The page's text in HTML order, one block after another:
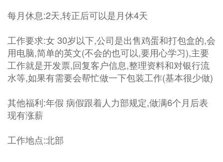
每月休息:2天,转正后可以是月休4天
工作要求:女 30岁以下,公司是出售鸡蛋和打包盒的,会
用电脑,简单的英文(不会的也可以,要用心学习),主要
工作就是开发票,回复客户信息,整理资料和对银行流
水等,如果有需要会帮忙做一下包装工作(基本很少做)
其他福利:年假 病假跟着人力部规定,做满6个月后表
现有涨薪
工作地点:北部